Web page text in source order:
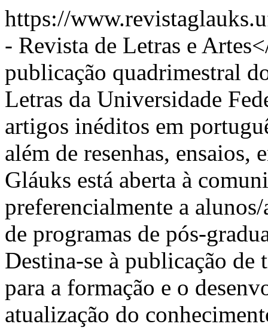
https://
- Revista de Letras e
publicação quadrimestral
Letras da Universidade
artigos inéditos em
além de resenhas,
Gláuks está aberta à
preferencialmente a
de programas de pós-
Destina-se à publicação
para a formação e o
atualização do